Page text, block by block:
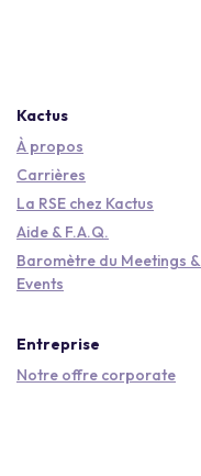
Kactus
À propos
Carrières
La RSE chez Kactus
Aide & F.A.Q.
Baromètre du Meetings &
Events
Entreprise
Notre offre corporate